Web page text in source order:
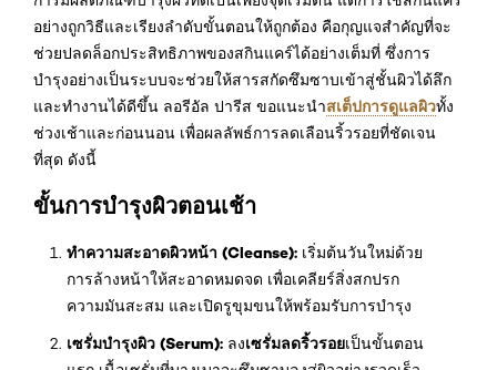
อย่างถูกวิธีและเรียงลำดับขั้นตอนให้ถูกต้อง คือกุญแจสำคัญที่จะ
ช่วยปลดล็อกประสิทธิภาพของสกินแคร์ได้อย่างเต็มที่ ซึ่งการ
บำรุงอย่างเป็นระบบจะช่วยให้สารสกัดซึมซาบเข้าสู่ชั้นผิวได้ลึก
และทำงานได้ดีขึ้น ลอรีอัล ปารีส ขอแนะนำสเต็ปการดูแลผิวทั้ง
ช่วงเช้าและก่อนนอน เพื่อผลลัพธ์การลดเลือนริ้วรอยที่ชัดเจน
ที่สุด ดังนี้
ขั้นการบำรุงผิวตอนเช้า
ทำความสะอาดผิวหน้า (Cleanse): เริ่มต้นวันใหม่ด้วย
การล้างหน้าให้สะอาดหมดจด เพื่อเคลียร์สิ่งสกปรก
ความมันสะสม และเปิดรูขุมขนให้พร้อมรับการบำรุง
เซรั่มบำรุงผิว (Serum): ลงเซรั่มลดริ้วรอยเป็นขั้นตอน